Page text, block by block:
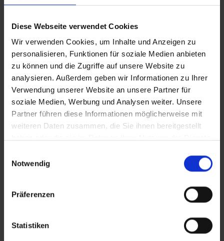
Diese Webseite verwendet Cookies
Wir verwenden Cookies, um Inhalte und Anzeigen zu
personalisieren, Funktionen für soziale Medien anbieten
zu können und die Zugriffe auf unsere Website zu
analysieren. Außerdem geben wir Informationen zu Ihrer
Verwendung unserer Website an unsere Partner für
soziale Medien, Werbung und Analysen weiter. Unsere
Partner führen diese Informationen möglicherweise mit
weiteren Daten zusammen, die Sie ihnen bereitgestellt
Notwendig
Präferenzen
Statistiken
In Sicherheit in Deutschland, in Gedanken im Krieg
iT_Impfpflicht
Zusätzliches Material
Bilder
interessieren